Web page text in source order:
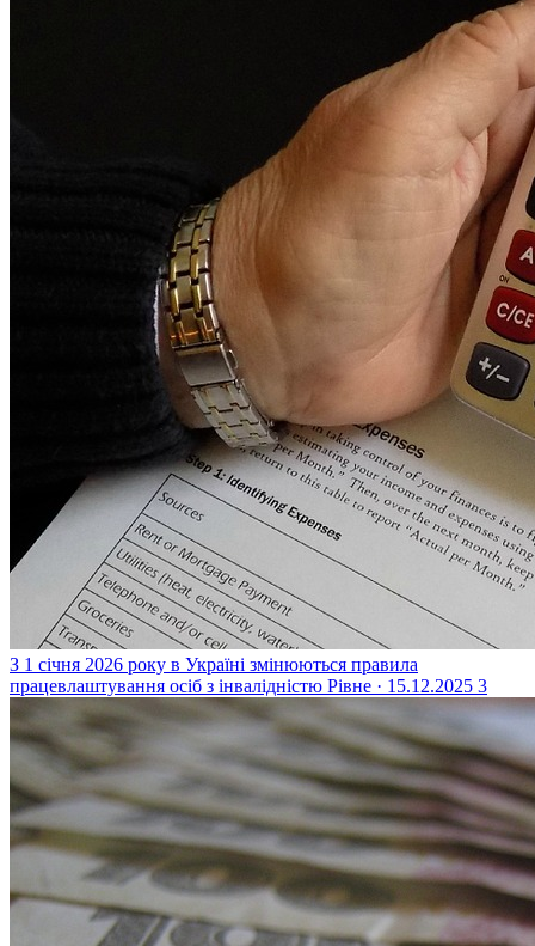
З 1 січня 2026 року в Україні змінюються правила
працевлаштування осіб з інвалідністю Рівне · 15.12.2025 3